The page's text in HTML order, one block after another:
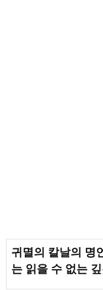
귀멸의 칼날의 명
는 읽을 수 없는